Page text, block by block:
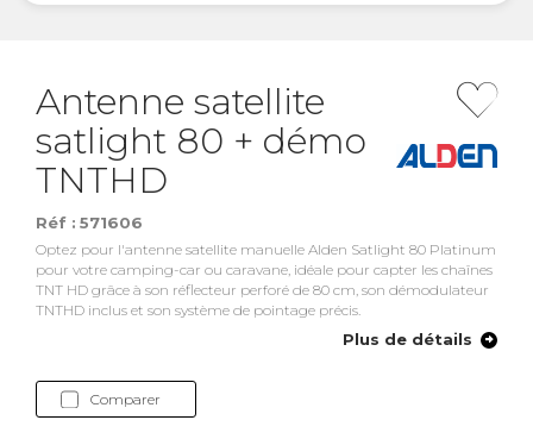
Antenne satellite
satlight 80 + démo
TNTHD
Réf : 571606
Optez pour l'antenne satellite manuelle Alden Satlight 80 Platinum
pour votre camping-car ou caravane, idéale pour capter les chaînes
TNT HD grâce à son réflecteur perforé de 80 cm, son démodulateur
TNTHD inclus et son système de pointage précis.
Plus de détails
Comparer